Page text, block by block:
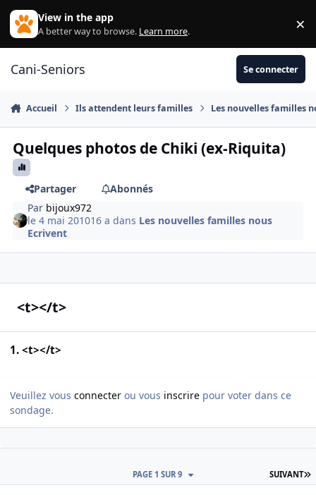
Aller au contenu
View in the app
A better way to browse. Learn more. ×
Cani-Seniors Se connecter
Accueil Ils attendent leurs familles Les nouvelles familles
Quelques photos de Chiki (ex-Riquita)
Partager
Abonnés
Par bijoux972
le 4 mai 201016 a dans Les nouvelles familles nous
Ecrivent
<t></t>
1. <t></t>
Veuillez vous connecter ou vous inscrire pour voter dans ce
sondage.
SUIVANT
PAGE 1 SUR 9